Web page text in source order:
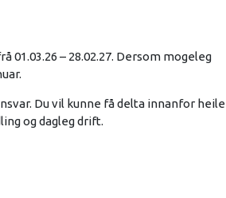
– 28.02.27. Dersom mogeleg
Du vil kunne få delta innanfor heile
og dagleg drift.